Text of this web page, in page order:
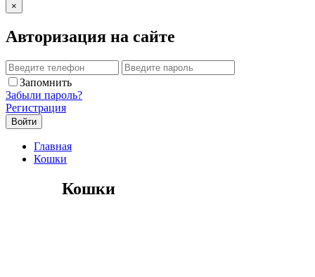
×
Авторизация на сайте
Запомнить
Забыли пароль?
Регистрация
Главная
Кошки
Кошки